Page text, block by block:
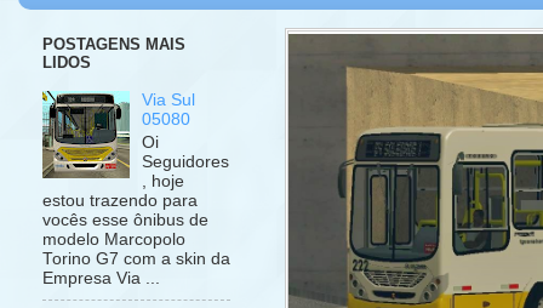
POSTAGENS MAIS
LIDOS
Via Sul
05080
Oi
Seguidores
, hoje
estou trazendo para
vocês esse ônibus de
modelo Marcopolo
Torino G7 com a skin da
Empresa Via ...